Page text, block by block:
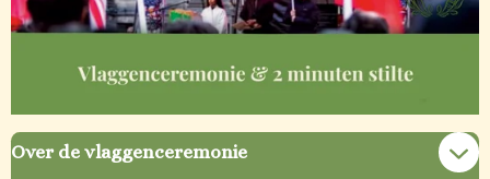
Over de vlaggenceremonie